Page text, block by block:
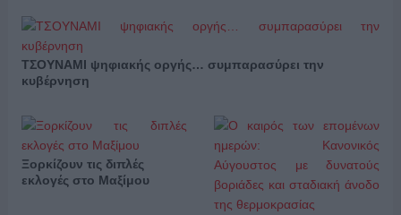
ΤΣΟΥΝΑΜΙ ψηφιακής οργής… συμπαρασύρει την
κυβέρνηση
Ξορκίζουν τις διπλές
εκλογές στο Μαξίμου